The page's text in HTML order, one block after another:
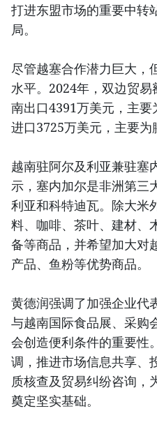
打进东盟市场的重要中转
局。
尽管越塞合作潜力巨大，
水平。2024年，双边贸
南出口4391万美元，主要
进口3725万美元，主要为
越南驻阿尔及利亚兼驻塞
示，塞内加尔是非洲第三
利亚和科特迪瓦。除大米
料、咖啡、茶叶、建材、
备等商品，并希望加大对
产品、鱼粉等优势商品。
黄德润强调了加强企业代
与越南国际食品展、采购
会创造便利条件的重要性
调，推进市场信息共享、
质核查及贸易纠纷咨询，
奠定坚实基础。